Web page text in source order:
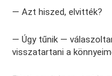
— Azt hiszed, elvitték?
— Úgy tűnik —
visszatartani a